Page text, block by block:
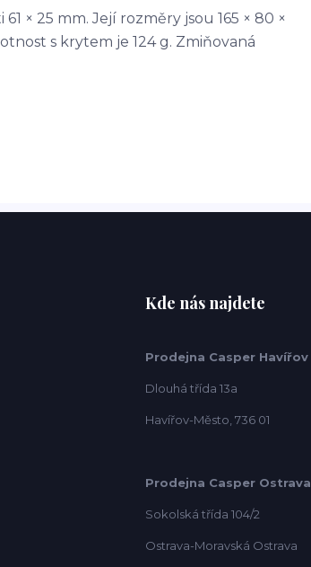
× 25 mm. Její rozměry jsou 165 × 80 ×
s krytem je 124 g. Zmiňovaná
Kde nás najdete
Prodejna Casper Havířov
Dlouhá třída 13a
Havířov-Město, 736 01
Prodejna Casper Ostrava
Sokolská třída 104/2
Ostrava-Moravská Ostrava